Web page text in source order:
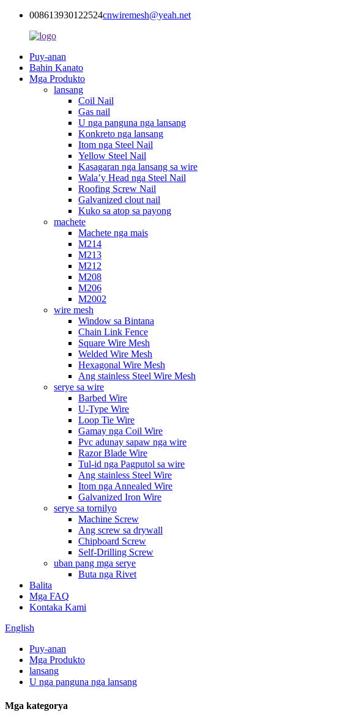
008613930122524cnwiremesh@yeah.net
Puy-anan
Bahin Kanato
Mga Produkto
lansang
Coil Nail
Gas nail
U nga panguna nga lansang
Konkreto nga lansang
Itom nga Steel Nail
Yellow Steel Nail
Kasagaran nga lansang sa wire
Wala’y Head nga Steel Nail
Roofing Screw Nail
Galvanized clout nail
Kuko sa atop sa payong
machete
Machete nga mais
M214
M213
M212
M208
M206
M2002
wire mesh
Window sa Bintana
Chain Link Fence
Square Wire Mesh
Welded Wire Mesh
Hexagonal Wire Mesh
Ang stainless Steel Wire Mesh
serye sa wire
Barbed Wire
U-Type Wire
Loop Tie Wire
Gamay nga Coil Wire
Pvc adunay sapaw nga wire
Razor Blade Wire
Tul-id nga Pagputol sa wire
Ang stainless Steel Wire
Itom nga Annealed Wire
Galvanized Iron Wire
serye sa tornilyo
Machine Screw
Ang screw sa drywall
Chipboard Screw
Self-Drilling Screw
uban pang mga serye
Buta nga Rivet
Balita
Mga FAQ
Kontaka Kami
English
Puy-anan
Mga Produkto
lansang
U nga panguna nga lansang
Mga kategorya